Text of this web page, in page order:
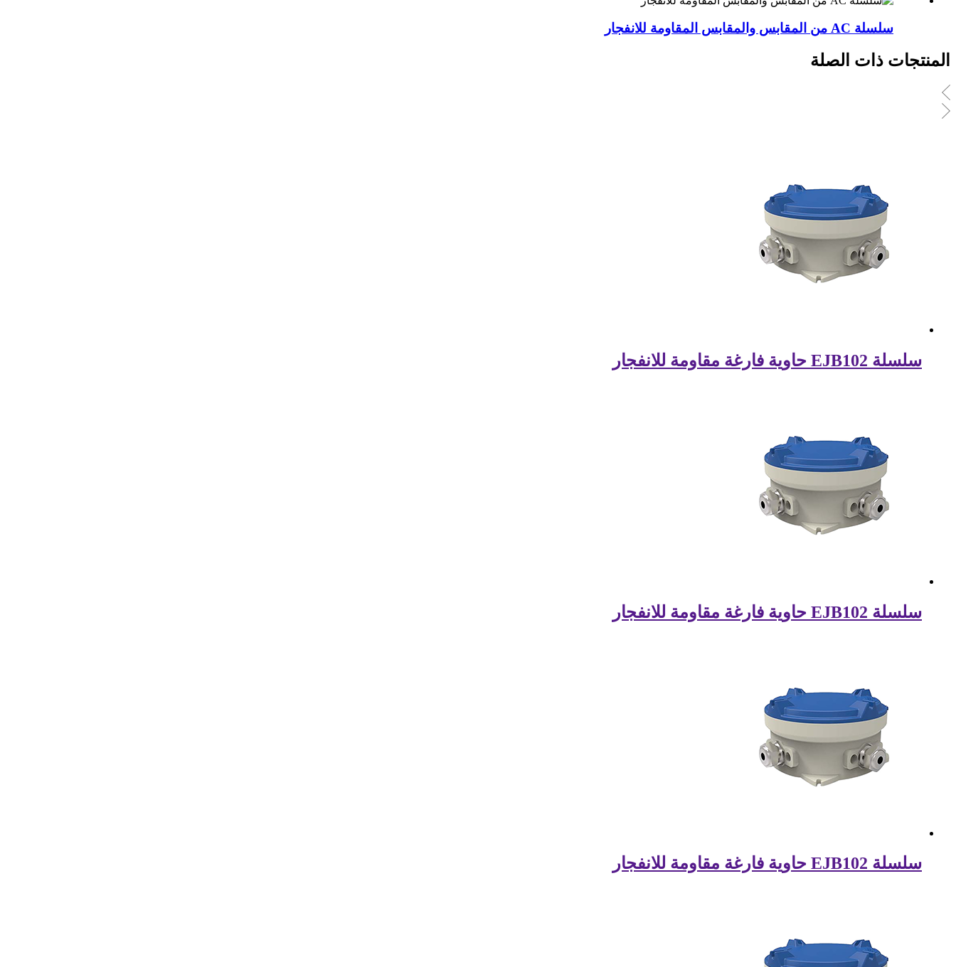
سلسلة AC من المقابس والمقابس المقاومة للانفجار
المنتجات ذات الصلة
سلسلة EJB102 حاوية فارغة مقاومة للانفجار
سلسلة EJB102 حاوية فارغة مقاومة للانفجار
سلسلة EJB102 حاوية فارغة مقاومة للانفجار